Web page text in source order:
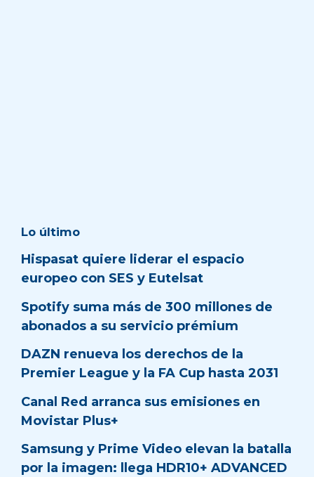
Lo último
Hispasat quiere liderar el espacio
europeo con SES y Eutelsat
Spotify suma más de 300 millones de
abonados a su servicio prémium
DAZN renueva los derechos de la
Premier League y la FA Cup hasta 2031
Canal Red arranca sus emisiones en
Movistar Plus+
Samsung y Prime Video elevan la batalla
por la imagen: llega HDR10+ ADVANCED